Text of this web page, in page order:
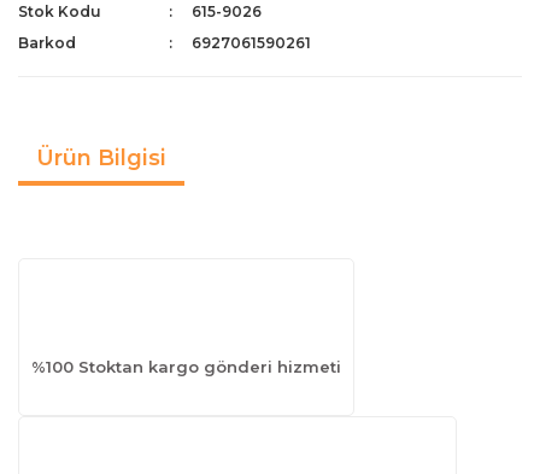
Stok Kodu
615-9026
Barkod
6927061590261
Ürün Bilgisi
%100 Stoktan kargo gönderi hizmeti